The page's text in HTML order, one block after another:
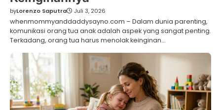
byLorenzo Saputra Juli 3, 2026
whenmommyanddaddysayno.com – Dalam dunia parenting,
komunikasi orang tua anak adalah aspek yang sangat penting.
Terkadang, orang tua harus menolak keinginan…